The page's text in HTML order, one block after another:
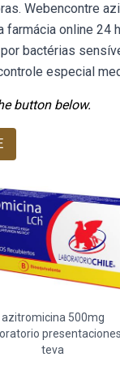
Webencontre
online 24
bactérias
especial
button below.
azitromicina 500mg
presentaciones
teva